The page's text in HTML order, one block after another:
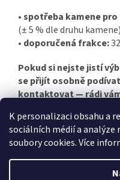
K personalizaci obsahu a
sociálních médií a analýze
soubory cookies. Více
•spotřeba kamene pro
(± 5 % dle druhu kamene)
• doporučená frakce:
Pokud si nejste jistí
se přijít osobně
kontaktovat — rádi